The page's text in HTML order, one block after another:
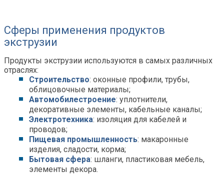
Сферы применения продуктов
экструзии
Продукты экструзии используются в самых различных
отраслях:
Строительство: оконные профили, трубы,
облицовочные материалы;
Автомобилестроение: уплотнители,
декоративные элементы, кабельные каналы;
Электротехника: изоляция для кабелей и
проводов;
Пищевая промышленность: макаронные
изделия, сладости, корма;
Бытовая сфера: шланги, пластиковая мебель,
элементы декора.